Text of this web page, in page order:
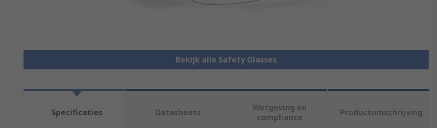
Bekijk alle Safety Glasses
Specificaties Datasheets
Wetgeving en
compliance
Productomschrijving